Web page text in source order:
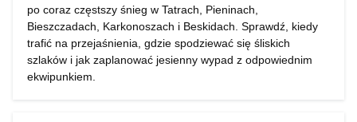
po coraz częstszy śnieg w Tatrach, Pieninach,
Bieszczadach, Karkonoszach i Beskidach. Sprawdź, kiedy
trafić na przejaśnienia, gdzie spodziewać się śliskich
szlaków i jak zaplanować jesienny wypad z odpowiednim
ekwipunkiem.